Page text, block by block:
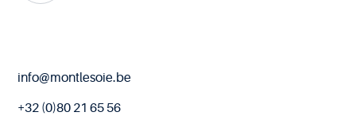
Fin
page
info@montlesoie.be
+32 (0)80 21 65 56